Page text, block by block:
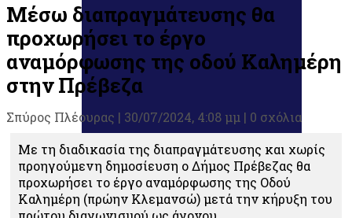
Μέσω διαπραγμάτευσης θα
προχωρήσει το έργο
αναμόρφωσης της οδού Καλημέρη
στην Πρέβεζα
Σπύρος Πλέουρας | 30/07/2024, 4:08 μμ | 0 σχόλια
Με τη διαδικασία της διαπραγμάτευσης και χωρίς
προηγούμενη δημοσίευση ο Δήμος Πρέβεζας θα
προχωρήσει το έργο αναμόρφωσης της Οδού
Καλημέρη (πρώην Κλεμανσώ) μετά την κήρυξη του